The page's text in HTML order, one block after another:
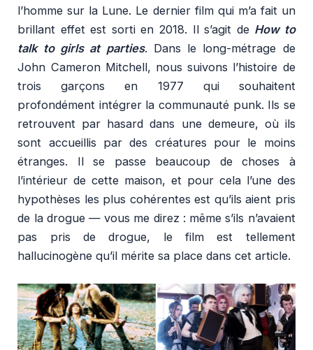
l’homme sur la Lune. Le dernier film qui m’a fait un
brillant effet est sorti en 2018. Il s’agit de How to
talk to girls at parties. Dans le long-métrage de
John Cameron Mitchell, nous suivons l’histoire de
trois garçons en 1977 qui souhaitent
profondément intégrer la communauté punk. Ils se
retrouvent par hasard dans une demeure, où ils
sont accueillis par des créatures pour le moins
étranges. Il se passe beaucoup de choses à
l’intérieur de cette maison, et pour cela l’une des
hypothèses les plus cohérentes est qu’ils aient pris
de la drogue — vous me direz : même s’ils n’avaient
pas pris de drogue, le film est tellement
hallucinogène qu’il mérite sa place dans cet article.